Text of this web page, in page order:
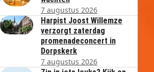
7 augustus 2026
Harpist Joost Willemze
verzorgt zaterdag
promenadeconcert in
Dorpskerk
7 augustus 2026